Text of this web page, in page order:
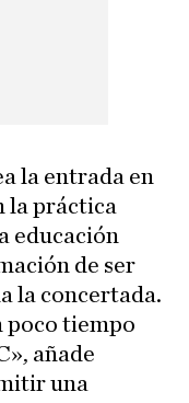
la entrada en
la práctica
educación
de ser
la concertada.
poco tiempo
añade
una